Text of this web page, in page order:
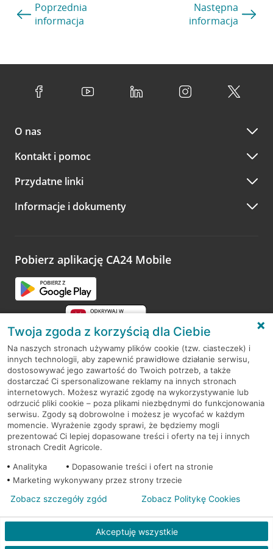
Poprzednia
informacja
Następna
informacja
O nas
Kontakt i pomoc
Przydatne linki
Informacje i dokumenty
Pobierz aplikację CA24 Mobile
RODO
Regulamin serwisu
Mapa serwisu
PolitykaCookies
© 2026 Credit Agricole Bank Polska S.A. Wszelkie prawa zastrzeżone
Twoja zgoda z korzyścią dla Ciebie
Na naszych stronach używamy plików cookie (tzw. ciasteczek) i
innych technologii, aby zapewnić prawidłowe działanie serwisu,
dostosowywać jego zawartość do Twoich potrzeb, a także
dostarczać Ci spersonalizowane reklamy na innych stronach
internetowych. Możesz wyrazić zgodę na wykorzystywanie lub
odrzucić pliki cookie – poza plikami niezbędnymi do funkcjonowania
serwisu. Zgody są dobrowolne i możesz je wycofać w każdym
momencie. Wyrażenie zgody sprawi, że będziemy mogli
prezentować Ci lepiej dopasowane treści i oferty na tej i innych
stronach Credit Agricole.
Analityka
Dopasowanie treści i ofert na stronie
Marketing wykonywany przez strony trzecie
Akceptuję wszystkie
Zobacz szczegóły zgód Zobacz Politykę Cookies